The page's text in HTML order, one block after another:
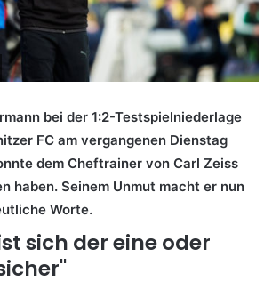
bei der 1:2-Testspielniederlage
FC am vergangenen Dienstag
dem Cheftrainer von Carl Zeiss
haben. Seinem Unmut macht er nun
Worte.
sich der eine oder